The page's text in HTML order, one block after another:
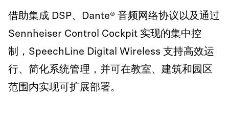
借助集成 DSP、Dante® 音频网络协议以及通过
Sennheiser Control Cockpit 实现的集中控
制，SpeechLine Digital Wireless 支持高效运
行、简化系统管理，并可在教室、建筑和园区
范围内实现可扩展部署。